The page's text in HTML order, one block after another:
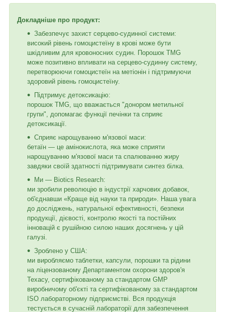
Докладніше про продукт:
Забезпечує захист серцево-судинної системи:
високий рівень гомоцистеїну в крові може бути
шкідливим для кровоносних судин. Порошок TMG
може позитивно впливати на серцево-судинну систему,
перетворюючи гомоцистеїн на метіонін і підтримуючи
здоровий рівень гомоцистеїну.
Підтримує детоксикацію:
порошок TMG, що вважається "донором метильної
групи", допомагає функції печінки та сприяє
детоксикації.
Сприяє нарощуванню м'язової маси:
бетаїн — це амінокислота, яка може сприяти
нарощуванню м'язової маси та спалюванню жиру
завдяки своїй здатності підтримувати синтез білка.
Ми — Biotics Research:
ми зробили революцію в індустрії харчових добавок,
об'єднавши «Краще від науки та природи». Наша увага
до досліджень, натуральної ефективності, безпеки
продукції, дієвості, контролю якості та постійних
інновацій є рушійною силою наших досягнень у цій
галузі.
Зроблено у США:
ми виробляємо таблетки, капсули, порошки та рідини
на ліцензованому Департаментом охорони здоров'я
Техасу, сертифікованому за стандартом GMP
виробничому об'єкті та сертифікованому за стандартом
ISO лабораторному підприємстві. Вся продукція
тестується в сучасній лабораторії для забезпечення